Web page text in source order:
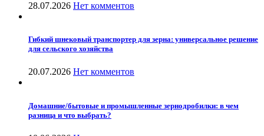
28.07.2026 Нет комментов
Гибкий шнековый транспортер для зерна: универсальное решение
для сельского хозяйства
20.07.2026 Нет комментов
Домашние/бытовые и промышленные зернодробилки: в чем
разница и что выбрать?